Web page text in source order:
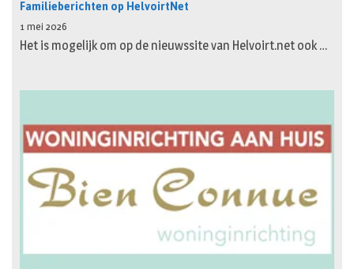
Familieberichten op HelvoirtNet
1 mei 2026
Het is mogelijk om op de nieuwssite van Helvoirt.net ook …